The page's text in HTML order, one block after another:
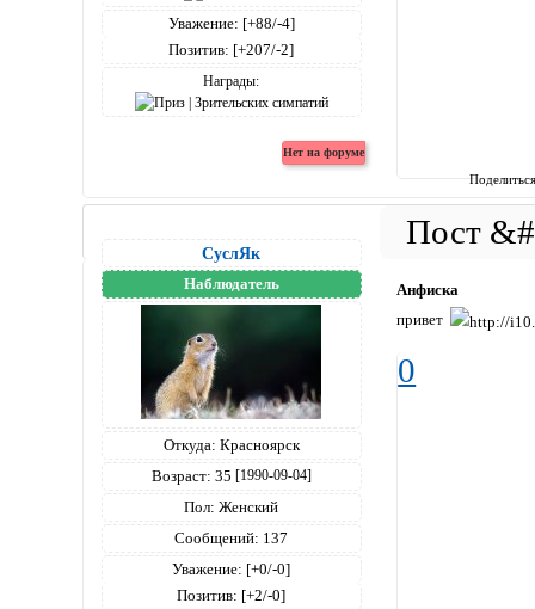
Уважение: [+88/-4]
Позитив: [+207/-2]
Награды:
СуслЯк
Наблюдатель
Откуда: Красноярск
Возраст: 35 [1990-09-04]
Пол: Женский
Сообщений: 137
Уважение: [+0/-0]
Позитив: [+2/-0]
Анфиска
привет
0